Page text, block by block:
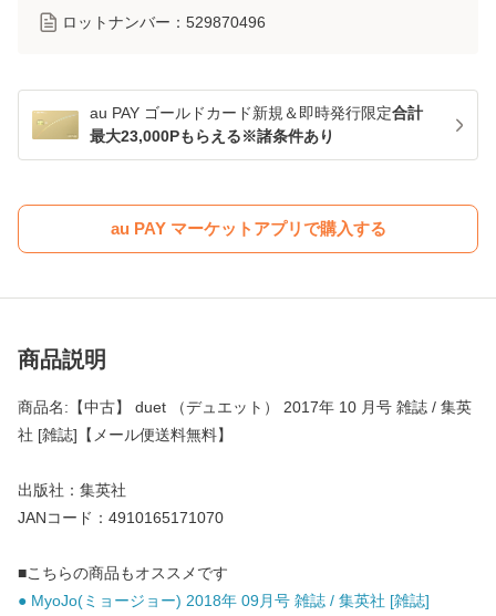
ロットナンバー： 529870496
au PAY ゴールドカード新規＆即時発行限定合計
最大23,000Pもらえる※諸条件あり
au PAY マーケットアプリで購入する
商品説明
商品名:【中古】 duet （デュエット） 2017年 10 月号 雑誌 / 集英
社 [雑誌]【メール便送料無料】
出版社：集英社
JANコード：4910165171070
■こちらの商品もオススメです
● MyoJo(ミョージョー) 2018年 09月号 雑誌 / 集英社 [雑誌]